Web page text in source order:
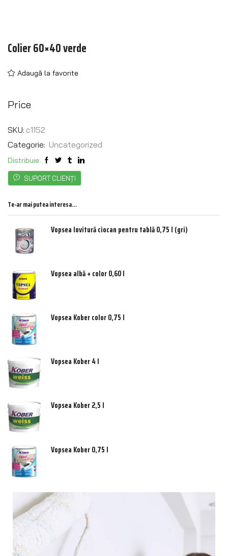
Colier 60×40 verde
Adaugă la favorite
Price
SKU: c1152
Categorie: Uncategorized
Distribuie:
SUPORT CLIENȚI
Te-ar mai putea interesa…
Vopsea lovitură ciocan pentru tablă 0,75 l (gri)
Vopsea albă + color 0,60 l
Vopsea Kober color 0,75 l
Vopsea Kober 4 l
Vopsea Kober 2,5 l
Vopsea Kober 0,75 l